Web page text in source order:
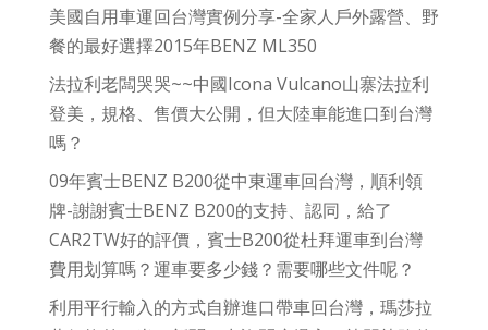
美國自用車運回台灣實例分享-全家人戶外露營、野
餐的最好選擇2015年BENZ ML350
法拉利老闆哭哭~~中國Icona Vulcano山寨法拉利
登美，規格、售價大公開，但大陸車能進口到台灣
嗎？
09年賓士BENZ B200從中東運車回台灣，順利領
牌-謝謝賓士BENZ B200的支持、認同，給了
CAR2TW好的評價，賓士B200從杜拜運車到台灣
費用划算嗎？運車要多少錢？需要哪些文件呢？
利用平行輸入的方式自辦進口帶車回台灣，瑪莎拉